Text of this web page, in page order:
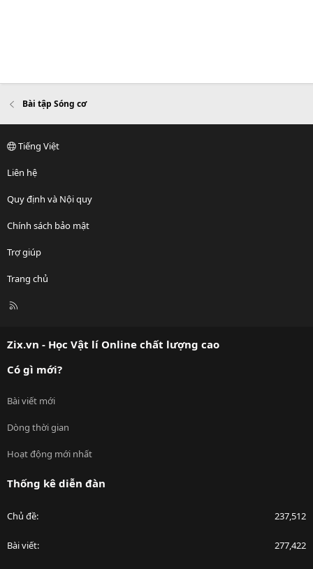
Bài tập Sóng cơ
Tiếng Việt
Liên hệ
Quy định và Nội quy
Chính sách bảo mật
Trợ giúp
Trang chủ
R
Zix.vn - Học Vật lí Online chất lượng cao
Có gì mới?
Bài viết mới
Dòng thời gian
Hoạt động mới nhất
Thống kê diễn đàn
Chủ đề 237,512
Bài viết 277,422